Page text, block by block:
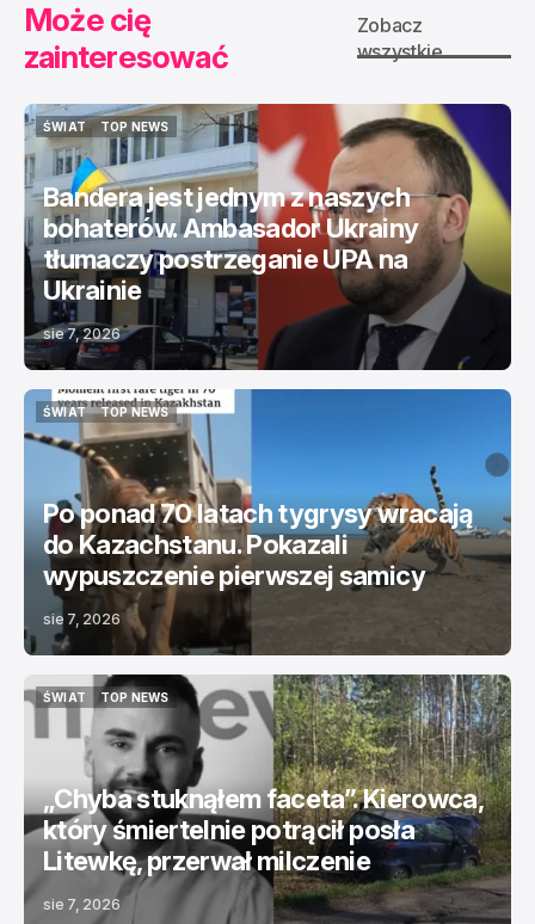
Może cię
zainteresować
Zobacz
wszystkie
ŚWIAT
ŚWIAT
TOP NEWS
TOP NEWS
Bandera jest jednym z naszych
bohaterów. Ambasador Ukrainy
tłumaczy postrzeganie UPA na
Ukrainie
sie 7, 2026
ŚWIAT
ŚWIAT
TOP NEWS
TOP NEWS
Po ponad 70 latach tygrysy wracają
do Kazachstanu. Pokazali
wypuszczenie pierwszej samicy
sie 7, 2026
ŚWIAT
TOP NEWS
„Chyba stuknąłem faceta”. Kierowca,
który śmiertelnie potrącił posła
Litewkę, przerwał milczenie
sie 7, 2026